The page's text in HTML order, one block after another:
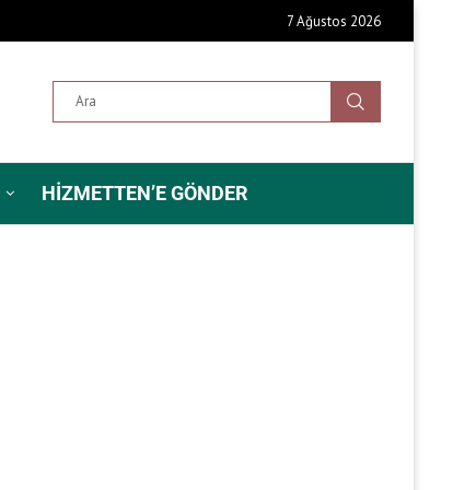
7 Ağustos 2026
HIZMETTEN’E GÖNDER